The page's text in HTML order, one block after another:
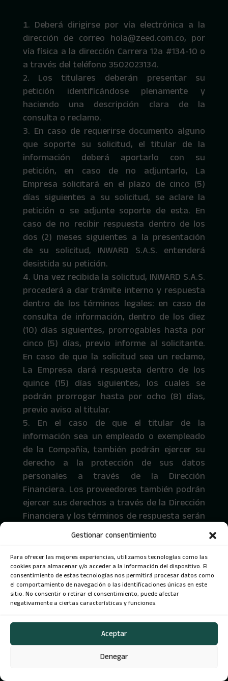
Gestionar consentimiento
Para ofrecer las mejores experiencias, utilizamos tecnologías como las
cookies para almacenar y/o acceder a la información del dispositivo. El
consentimiento de estas tecnologías nos permitirá procesar datos como
el comportamiento de navegación o las identificaciones únicas en este
sitio. No consentir o retirar el consentimiento, puede afectar
negativamente a ciertas características y funciones.
Aceptar
Denegar
Deberá dirigirse por vía electrónica a la
dirección de correo hola@zeed.com.co, por
vía física a la dirección Carrera 12a #134-10 o
a través del teléfono 3502023134.
Los titulares deberán presentar su
petición identificándose plenamente y
haciendo una descripción clara de la
consulta o reclamo.
En caso de requerirse documento alguno
que soporte su solicitud, el titular de la
información deberá aportarlo con su
petición, en caso de no adjuntarlo, La
Empresa solicitará en el plazo de cinco (5)
días siguientes a su solicitud, se aclare la
petición o se adjunte soporte de esta. En
caso de no recibir respuesta dentro de los
dos (2) meses siguientes a la presentación
de su solicitud, INWARD S.A.S. entenderá
desistida su petición.
Una vez recibida la solicitud, INWARD S.A.S.
procederá a dar trámite interno y respuesta
dentro de los términos legales: en caso de
consulta de información, dentro de los diez
(10) días siguientes, prorrogables hasta por
cinco (5) días, previo informe al solicitante.
En caso de que la solicitud sea un reclamo,
La Empresa dará respuesta dentro de los
quince (15) días siguientes, los cuales se
podrán prorrogar hasta por ocho (8) días,
previo aviso al titular.
En el caso de que el titular de la
información sea un empleado o exempleado
de la Compañía, también podrán ejercer su
derecho a la protección de sus datos
personales a través de la Dirección
Financiera. Los proveedores también podrán
ejercer sus derechos a través de la Dirección
Financiera y los términos de respuesta serán
los previamente enunciados.
VIII. SUSPENSIÓN DE LOS DATOS
Los titulares podrán en todo momento
datos personales y/o revocar la autorización
otorgada para el tratamiento de estos,
mediante la presentación de un reclamo, de
acuerdo con lo establecido en el artículo 15